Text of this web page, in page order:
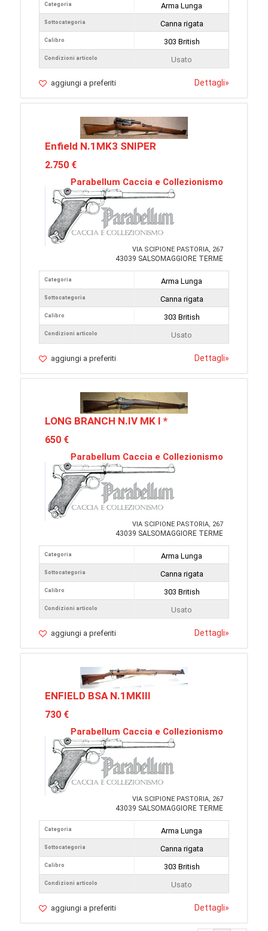
Categoria
Sottocategoria
Calibro
Condizioni articolo
Arma Lunga
Canna rigata
303 British
Usato
aggiungi a preferiti Dettagli»
Enfield N.1MK3 SNIPER
2.750 €
Parabellum Caccia e Collezionismo
VIA SCIPIONE PASTORIA, 267
43039 SALSOMAGGIORE TERME
Categoria
Sottocategoria
Calibro
Condizioni articolo
Arma Lunga
Canna rigata
303 British
Usato
aggiungi a preferiti Dettagli»
LONG BRANCH N.IV MK I *
650 €
Parabellum Caccia e Collezionismo
VIA SCIPIONE PASTORIA, 267
43039 SALSOMAGGIORE TERME
Categoria
Sottocategoria
Calibro
Condizioni articolo
Arma Lunga
Canna rigata
303 British
Usato
aggiungi a preferiti Dettagli»
ENFIELD BSA N.1MKIII
730 €
Parabellum Caccia e Collezionismo
VIA SCIPIONE PASTORIA, 267
43039 SALSOMAGGIORE TERME
Categoria
Sottocategoria
Calibro
Condizioni articolo
Arma Lunga
Canna rigata
303 British
Usato
aggiungi a preferiti Dettagli»